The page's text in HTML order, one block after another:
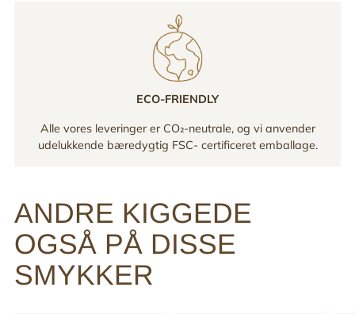
ECO-FRIENDLY
Alle vores leveringer er CO₂-neutrale, og vi anvender
udelukkende bæredygtig FSC- certificeret emballage.
ANDRE KIGGEDE
OGSÅ PÅ DISSE
SMYKKER